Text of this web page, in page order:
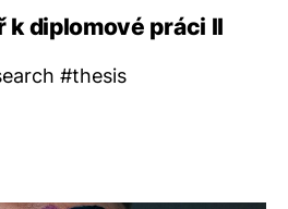
k diplomové práci II
#thesis